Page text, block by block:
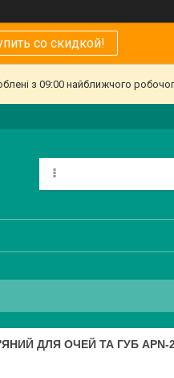
со скидкой!
з 09:00 найближчого
ДЛЯ ОЧЕЙ ТА ГУБ APN-